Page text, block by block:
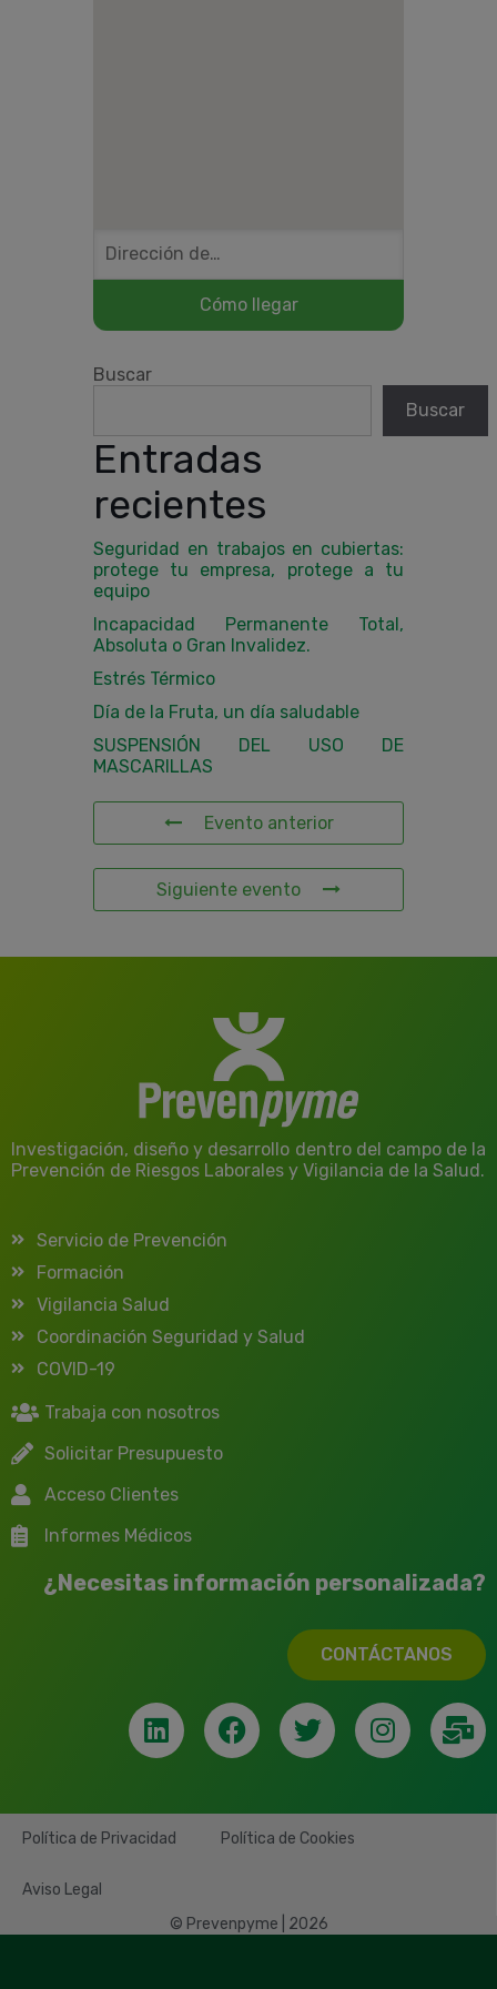
Buscar
Buscar
Entradas
recientes
Seguridad en trabajos en cubiertas:
protege tu empresa, protege a tu
equipo
Incapacidad Permanente Total,
Absoluta o Gran Invalidez.
Estrés Térmico
Día de la Fruta, un día saludable
SUSPENSIÓN DEL USO DE
MASCARILLAS
Evento anterior
Siguiente evento
Investigación, diseño y desarrollo dentro del campo de la
Prevención de Riesgos Laborales y Vigilancia de la Salud.
Servicio de Prevención
Formación
Vigilancia Salud
Coordinación Seguridad y Salud
COVID-19
Trabaja con nosotros
Solicitar Presupuesto
Acceso Clientes
Informes Médicos
¿Necesitas información personalizada?
CONTÁCTANOS
Política de Privacidad Política de Cookies
Aviso Legal
© Prevenpyme | 2026